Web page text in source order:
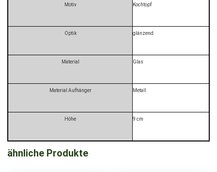
Motiv Kochtopf
Optik glänzend
Material Glas
Material Aufhänger Metall
Höhe 9 cm
ähnliche Produkte